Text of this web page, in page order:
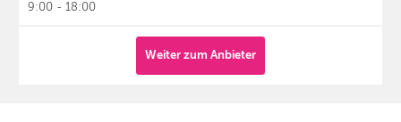
9:00 - 18:00
Weiter zum Anbieter